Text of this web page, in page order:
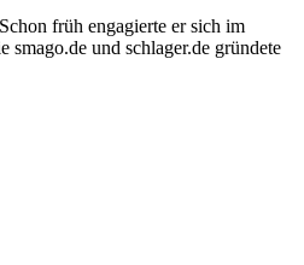
früh engagierte er sich im
und schlager.de gründete